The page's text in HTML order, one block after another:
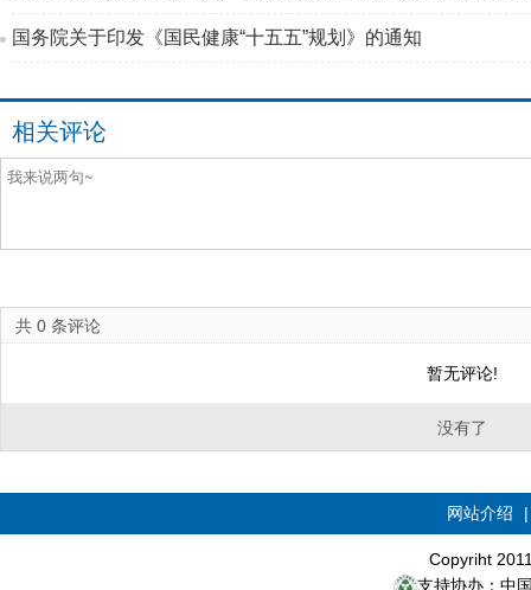
国务院关于印发《国民健康“十五五”规划》的通知
相关评论
共 0 条评论
暂无评论!
没有了
网站介绍
Copyriht
支持协办：中